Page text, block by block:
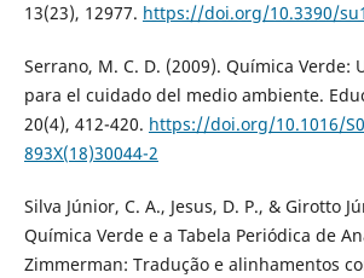
13(23), 12977. https://doi.org/10.3390/
Serrano, M. C. D. (2009). Química Verde:
para el cuidado del medio ambiente.
20(4), 412-420. https://doi.org/10.1016/
893X(18)30044-2
Silva Júnior, C. A., Jesus, D. P., & Girotto
Química Verde e a Tabela Periódica de
Zimmerman: Tradução e alinhamentos